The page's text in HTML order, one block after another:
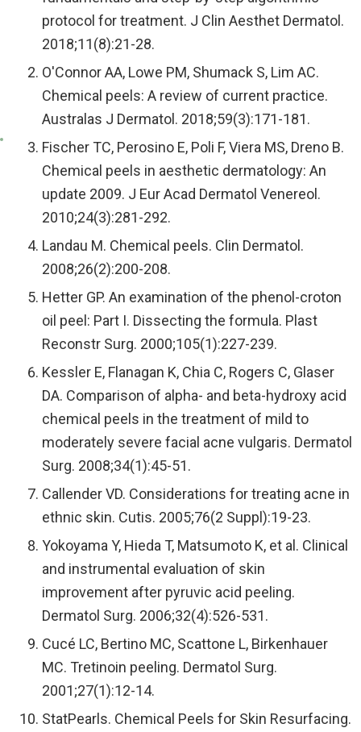
protocol for treatment. J Clin Aesthet Dermatol.
2018;11(8):21-28.
O'Connor AA, Lowe PM, Shumack S, Lim AC.
Chemical peels: A review of current practice.
Australas J Dermatol. 2018;59(3):171-181.
Fischer TC, Perosino E, Poli F, Viera MS, Dreno B.
Chemical peels in aesthetic dermatology: An
update 2009. J Eur Acad Dermatol Venereol.
2010;24(3):281-292.
Landau M. Chemical peels. Clin Dermatol.
2008;26(2):200-208.
Hetter GP. An examination of the phenol-croton
oil peel: Part I. Dissecting the formula. Plast
Reconstr Surg. 2000;105(1):227-239.
Kessler E, Flanagan K, Chia C, Rogers C, Glaser
DA. Comparison of alpha- and beta-hydroxy acid
chemical peels in the treatment of mild to
moderately severe facial acne vulgaris. Dermatol
Surg. 2008;34(1):45-51.
Callender VD. Considerations for treating acne in
ethnic skin. Cutis. 2005;76(2 Suppl):19-23.
Yokoyama Y, Hieda T, Matsumoto K, et al. Clinical
and instrumental evaluation of skin
improvement after pyruvic acid peeling.
Dermatol Surg. 2006;32(4):526-531.
Cucé LC, Bertino MC, Scattone L, Birkenhauer
MC. Tretinoin peeling. Dermatol Surg.
2001;27(1):12-14.
StatPearls. Chemical Peels for Skin Resurfacing.